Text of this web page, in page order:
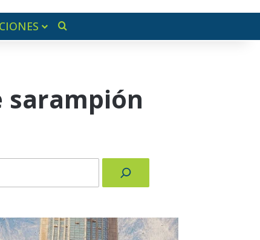
sarampión